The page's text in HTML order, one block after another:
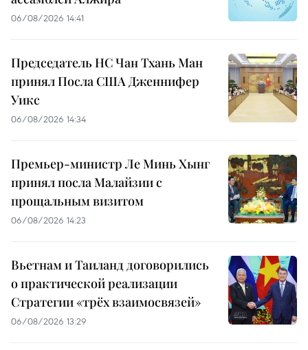
06/08/2026 14:41
Председатель НС Чан Тхань Ман
принял Посла США Дженнифер
Уикс
06/08/2026 14:34
Премьер-министр Ле Минь Хынг
принял посла Малайзии с
прощальным визитом
06/08/2026 14:23
Вьетнам и Таиланд договорились
о практической реализации
Стратегии «трёх взаимосвязей»
06/08/2026 13:29